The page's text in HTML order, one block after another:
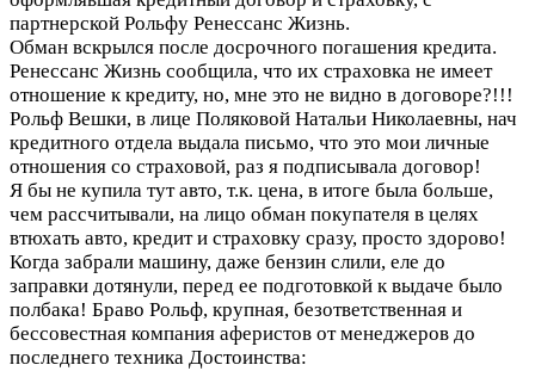
партнерской Рольфу Ренессанс Жизнь.
Обман вскрылся после досрочного погашения кредита.
Ренессанс Жизнь сообщила, что их страховка не имеет
отношение к кредиту, но, мне это не видно в договоре?!!!
Рольф Вешки, в лице Поляковой Натальи Николаевны, нач
кредитного отдела выдала письмо, что это мои личные
отношения со страховой, раз я подписывала договор!
Я бы не купила тут авто, т.к. цена, в итоге была больше,
чем рассчитывали, на лицо обман покупателя в целях
втюхать авто, кредит и страховку сразу, просто здорово!
Когда забрали машину, даже бензин слили, еле до
заправки дотянули, перед ее подготовкой к выдаче было
полбака! Браво Рольф, крупная, безответственная и
бессовестная компания аферистов от менеджеров до
последнего техника Достоинства: